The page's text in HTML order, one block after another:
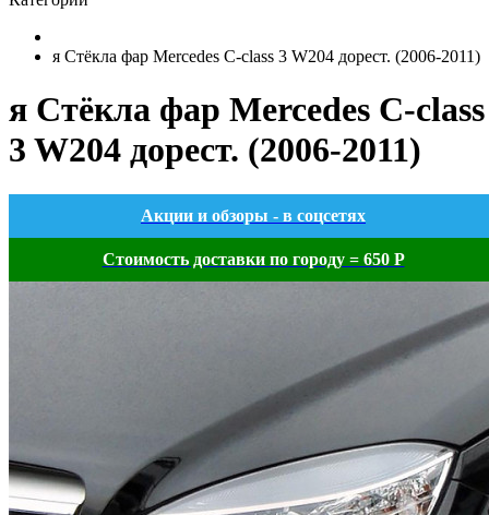
я Стёкла фар Mercedes C-class 3 W204 дорест. (2006-2011)
я Стёкла фар Mercedes C-class
3 W204 дорест. (2006-2011)
Акции и обзоры - в соцсетях
Стоимость доставки по городу = 650 Р